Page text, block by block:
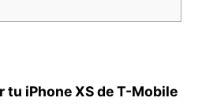
tu iPhone XS de T-Mobile